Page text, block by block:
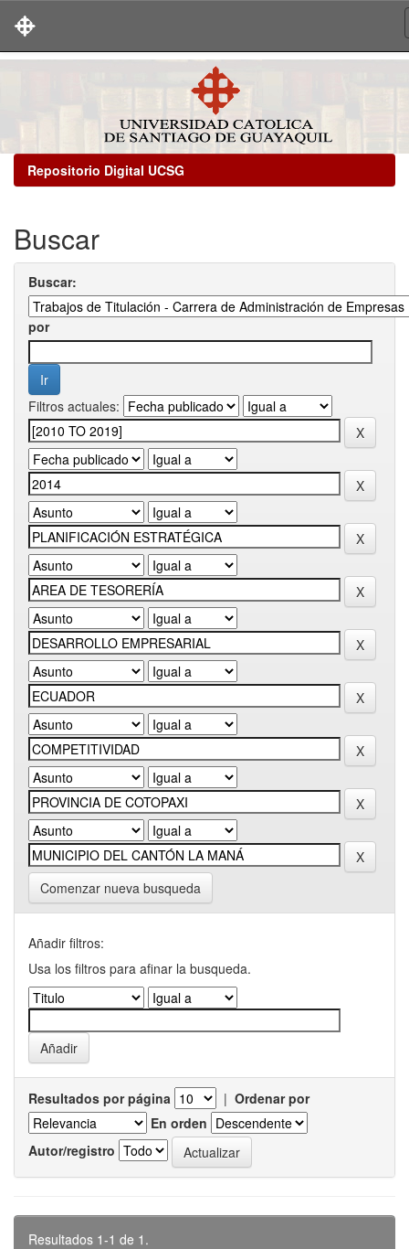
Repositorio Digital UCSG
Buscar
Buscar:
por
Filtros actuales:
Comenzar nueva busqueda
Añadir filtros:
Usa los filtros para afinar la busqueda.
Resultados por página | Ordenar por
En orden
Autor/registro
Resultados 1-1 de 1.